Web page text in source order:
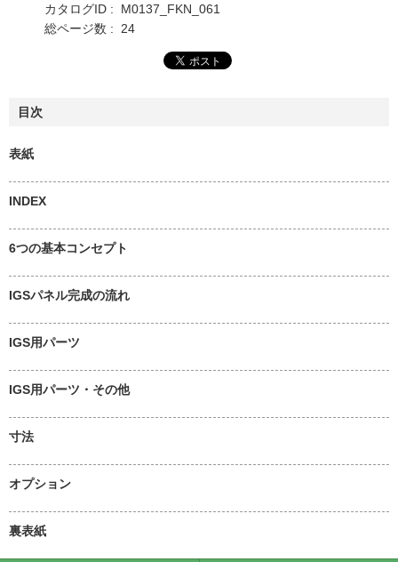
カタログID : M0137_FKN_061
総ページ数 : 24
目次
表紙
INDEX
6つの基本コンセプト
IGSパネル完成の流れ
IGS用パーツ
IGS用パーツ・その他
寸法
オプション
裏表紙